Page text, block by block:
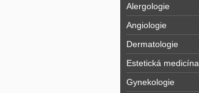
Alergologie
Angiologie
Dermatologie
Estetická medicína
Gynekologie